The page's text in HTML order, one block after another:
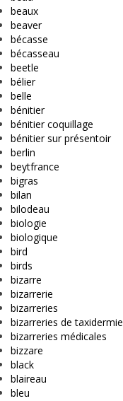
beaux
beaver
bécasse
bécasseau
beetle
bélier
belle
bénitier
bénitier coquillage
bénitier sur présentoir
berlin
beytfrance
bigras
bilan
bilodeau
biologie
biologique
bird
birds
bizarre
bizarrerie
bizarreries
bizarreries de taxidermie
bizarreries médicales
bizzare
black
blaireau
bleu